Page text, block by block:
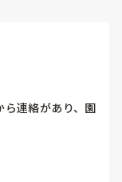
連絡があり、園
、『園見学をご
のこと